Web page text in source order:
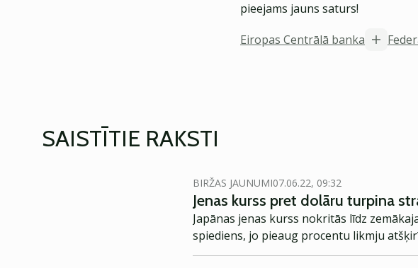
pieejams jauns saturs!
Eiropas Centrālā banka
SAISTĪTIE RAKSTI
BIRŽAS JAUNUMI07.06.22, 09:32
Jenas kurss pret dolāru turpina
Japānas jenas kurss nokritās līdz
spiediens, jo pieaug procentu likmju